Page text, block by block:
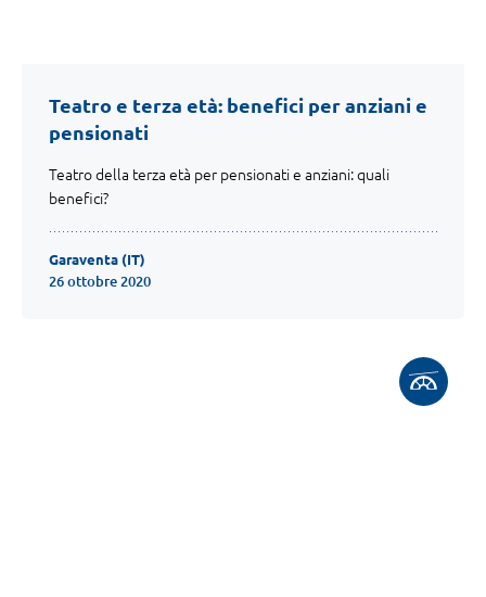
Teatro e terza età: benefici per anziani e
pensionati
Teatro della terza età per pensionati e anziani: quali
benefici?
Garaventa (IT)
26 ottobre 2020